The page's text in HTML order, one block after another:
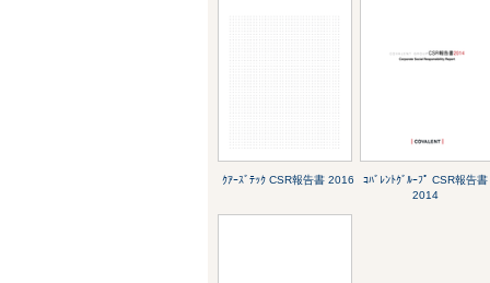
ｸｱｰｽﾞﾃｯｸ CSR報告書 2016
ｺﾊﾞﾚﾝﾄｸﾞﾙｰﾌﾟ CSR報告書
2014